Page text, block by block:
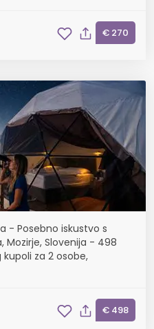
€ 270
- Posebno iskustvo s
Mozirje, Slovenija - 498
za 2 osobe,
€ 498